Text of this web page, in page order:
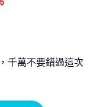
千萬不要錯過這次